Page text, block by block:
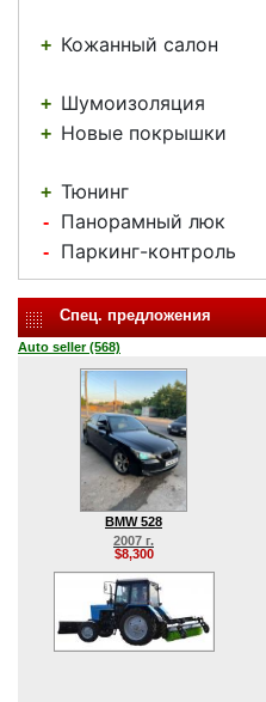
+ Кожанный салон
+ Шумоизоляция
+ Новые покрышки
+ Тюнинг
- Панорамный люк
- Паркинг-контроль
Спец. предложения
Auto seller (568)
BMW 528
2007 г.
$8,300